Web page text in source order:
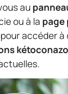
au
ou à la
accéder à